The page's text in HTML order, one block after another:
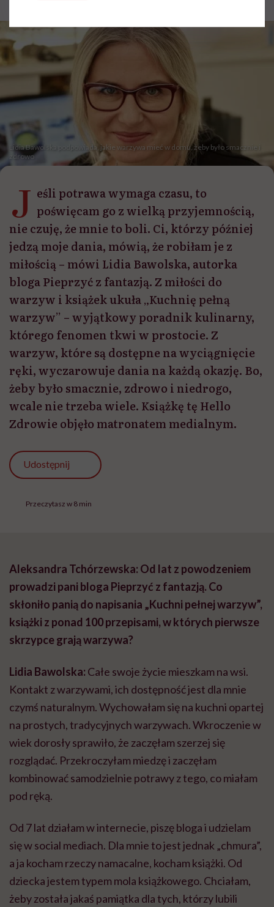
Lidia Bawolska podpowiada, jakie warzywa mieć w domu, żeby było smacznie i
zdrowo
J eśli potrawa wymaga czasu, to
poświęcam go z wielką przyjemnością,
nie czuję, że mnie to boli. Ci, którzy później
jedzą moje dania, mówią, że robiłam je z
miłością – mówi Lidia Bawolska, autorka
bloga Pieprzyć z fantazją. Z miłości do
warzyw i książek ukuła „Kuchnię pełną
warzyw” – wyjątkowy poradnik kulinarny,
którego fenomen tkwi w prostocie. Z
warzyw, które są dostępne na wyciągnięcie
ręki, wyczarowuje dania na każdą okazję. Bo,
żeby było smacznie, zdrowo i niedrogo,
wcale nie trzeba wiele. Książkę tę Hello
Zdrowie objęło matronatem medialnym.
Udostępnij
Przeczytasz w 8 min
Aleksandra Tchórzewska: Od lat z powodzeniem
prowadzi pani bloga Pieprzyć z fantazją. Co
skłoniło panią do napisania „Kuchni pełnej warzyw”,
książki z ponad 100 przepisami, w których pierwsze
skrzypce grają warzywa?
Lidia Bawolska: Całe swoje życie mieszkam na wsi.
Kontakt z warzywami, ich dostępność jest dla mnie
czymś naturalnym. Wychowałam się na kuchni opartej
na prostych, tradycyjnych warzywach. Wkroczenie w
wiek dorosły sprawiło, że zaczęłam szerzej się
rozglądać. Przekroczyłam miedzę i zaczęłam
kombinować samodzielnie potrawy z tego, co miałam
pod ręką.
Od 7 lat działam w internecie, piszę bloga i udzielam
się w social mediach. Dla mnie to jest jednak „chmura”,
a ja kocham rzeczy namacalne, kocham książki. Od
dziecka jestem typem mola książkowego. Chciałam,
żeby została jakaś pamiątka dla tych, którzy lubili